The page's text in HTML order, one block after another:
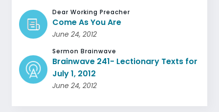
Dear Working Preacher
Come As You Are
June 24, 2012
Sermon Brainwave
Brainwave 241- Lectionary Texts for
July 1, 2012
June 24, 2012